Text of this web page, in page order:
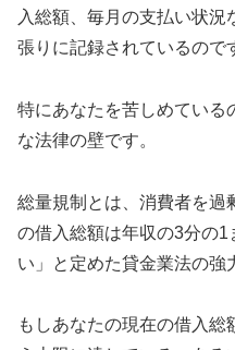
入総額、毎月の支払い状況
張りに記録されているので
特にあなたを苦しめている
な法律の壁です。
総量規制とは、消費者を過
の借入総額は年収の3分の
い」と定めた貸金業法の強
もしあなたの現在の借入